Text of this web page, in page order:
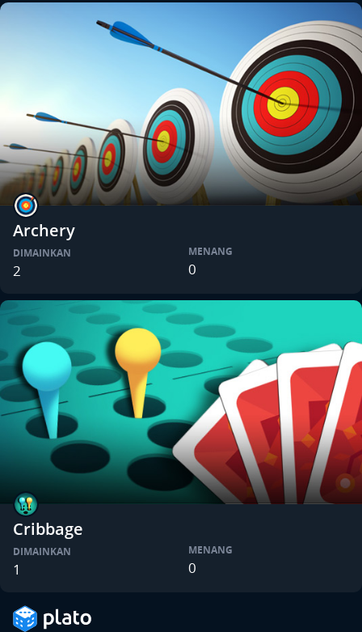
Archery
DIMAINKAN
2
MENANG
0
Cribbage
DIMAINKAN
1
MENANG
0